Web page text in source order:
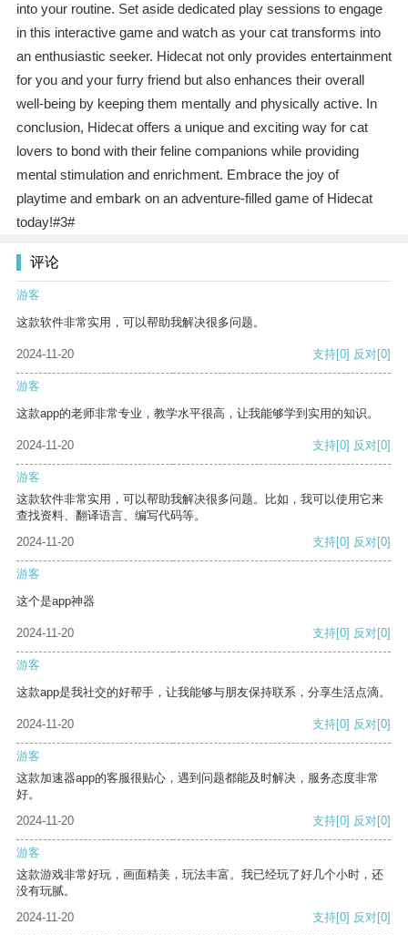
into your routine. Set aside dedicated play sessions to engage
in this interactive game and watch as your cat transforms into
an enthusiastic seeker. Hidecat not only provides entertainment
for you and your furry friend but also enhances their overall
well-being by keeping them mentally and physically active. In
conclusion, Hidecat offers a unique and exciting way for cat
lovers to bond with their feline companions while providing
mental stimulation and enrichment. Embrace the joy of
playtime and embark on an adventure-filled game of Hidecat
today!#3#
评论
游客
这款软件非常实用，可以帮助我解决很多问题。
2024-11-20 支持[0] 反对[0]
游客
这款app的老师非常专业，教学水平很高，让我能够学到实用的知识。
2024-11-20 支持[0] 反对[0]
游客
这款软件非常实用，可以帮助我解决很多问题。比如，我可以使用它来
查找资料、翻译语言、编写代码等。
2024-11-20
支持[0] 反对[0]
游客
这个是app神器
2024-11-20 支持[0] 反对[0]
游客
这款app是我社交的好帮手，让我能够与朋友保持联系，分享生活点滴。
2024-11-20 支持[0] 反对[0]
游客
这款加速器app的客服很贴心，遇到问题都能及时解决，服务态度非常
好。
2024-11-20
支持[0] 反对[0]
游客
这款游戏非常好玩，画面精美，玩法丰富。我已经玩了好几个小时，还
没有玩腻。
2024-11-20
支持[0] 反对[0]